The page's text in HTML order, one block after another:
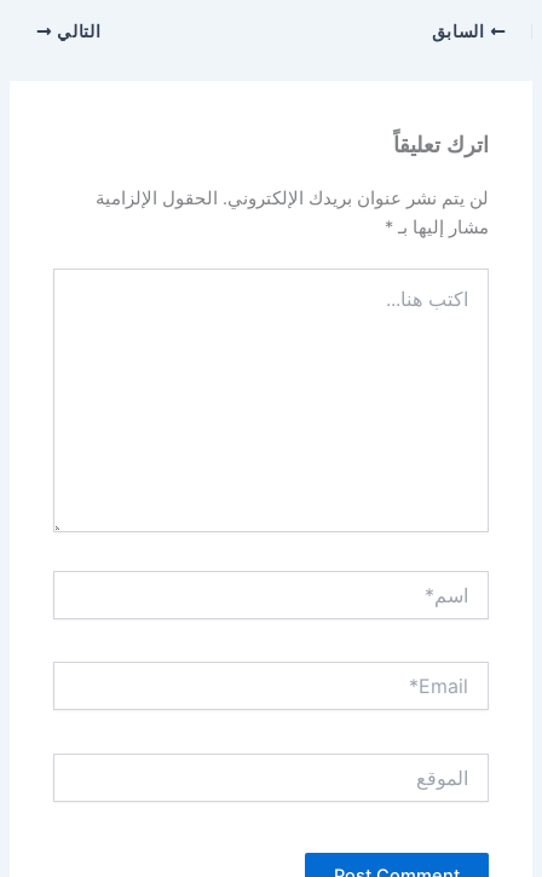
السابق التالي
اترك تعليقاً
لن يتم نشر عنوان بريدك الإلكتروني. الحقول الإلزامية
مشار إليها بـ*
هنا...